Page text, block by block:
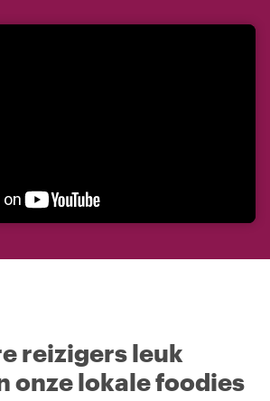
reizigers leuk
onze lokale foodies